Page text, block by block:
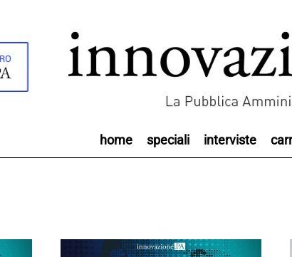
home speciali interviste